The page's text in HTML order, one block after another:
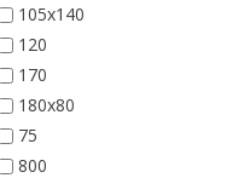
105x140
120
170
180x80
75
800